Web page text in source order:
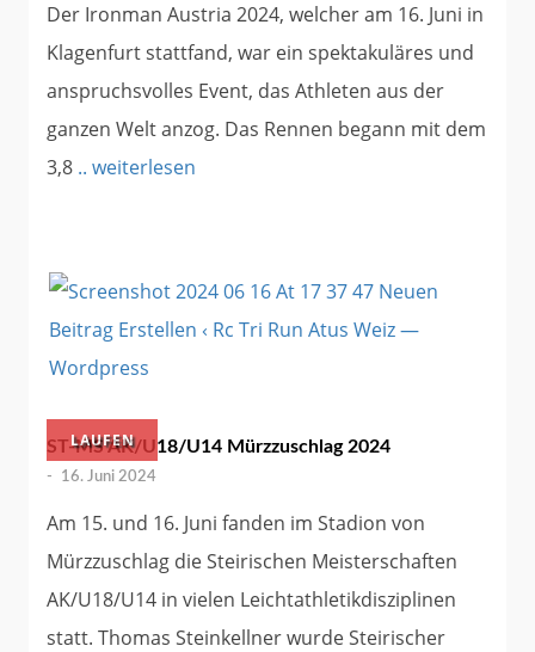
Der Ironman Austria 2024, welcher am 16. Juni in
Klagenfurt stattfand, war ein spektakuläres und
anspruchsvolles Event, das Athleten aus der
ganzen Welt anzog. Das Rennen begann mit dem
3,8 .. weiterlesen
LAUFEN
ST-MS AK/U18/U14 Mürzzuschlag 2024
- 16. Juni 2024
Am 15. und 16. Juni fanden im Stadion von
Mürzzuschlag die Steirischen Meisterschaften
AK/U18/U14 in vielen Leichtathletikdisziplinen
statt. Thomas Steinkellner wurde Steirischer